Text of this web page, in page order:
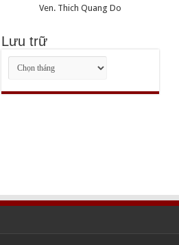
Ven. Thich Quang Do
Lưu trữ
Lưu
trữ